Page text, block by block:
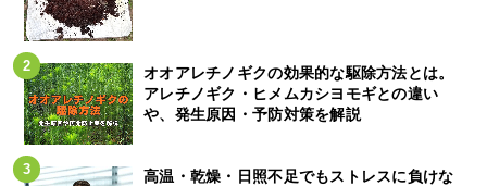
オオアレチノギクの効果的な駆除方法とは。
アレチノギク・ヒメムカシヨモギとの違い
や、発生原因・予防対策を解説
高温・乾燥・日照不足でもストレスに負けな